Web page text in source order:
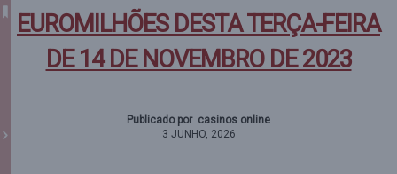
EUROMILHÕES DESTA TERÇA-FEIRA
DE 14 DE NOVEMBRO DE 2023
Publicado por casinos online
3 JUNHO, 2026